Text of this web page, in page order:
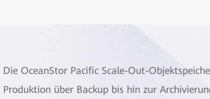
Die OceanStor Pacific Scale-Out-
Produktion über Backup bis hin zur